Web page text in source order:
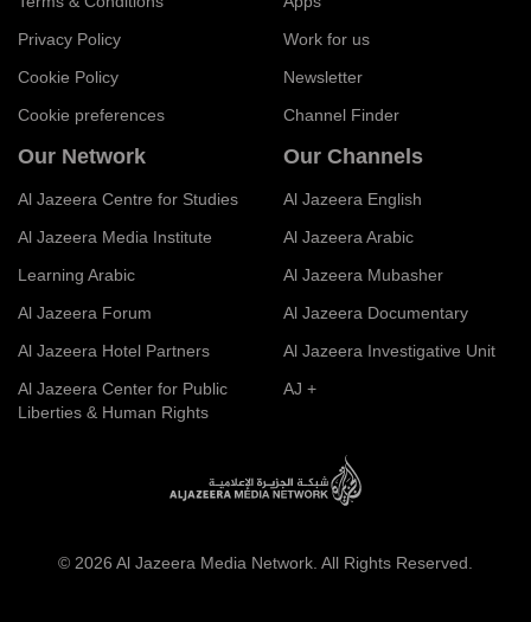
Privacy Policy
Cookie Policy
Cookie preferences
Work for us
Newsletter
Channel Finder
Our Network
Al Jazeera Centre for Studies
Al Jazeera Media Institute
Learning Arabic
Al Jazeera Forum
Al Jazeera Hotel Partners
Al Jazeera Center for Public
Liberties & Human Rights
Our Channels
Al Jazeera English
Al Jazeera Arabic
Al Jazeera Mubasher
Al Jazeera Documentary
Al Jazeera Investigative Unit
AJ +
© 2026 Al Jazeera Media Network. All Rights Reserved.